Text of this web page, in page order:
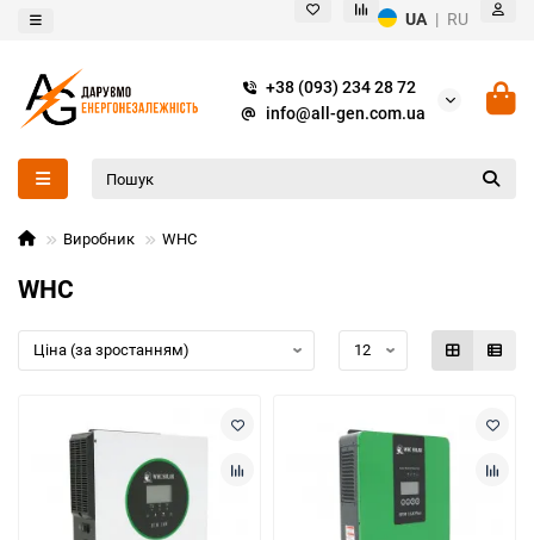
UA | RU
+38 (093) 234 28 72
info@all-gen.com.ua
Виробник WHC
WHC